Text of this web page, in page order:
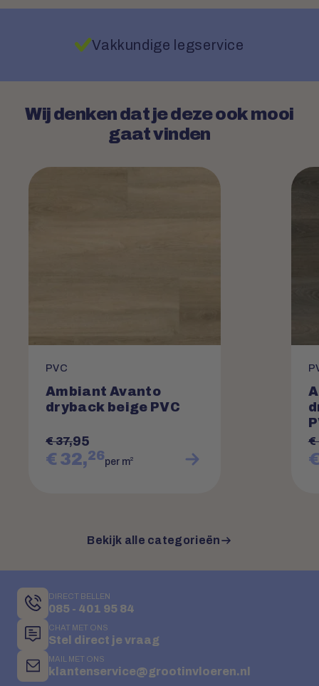
Vakkundige legservice
Wij denken dat je deze ook mooi
gaat vinden
PVC
Ambiant Avanto
dryback beige PVC
€ 37,95
€ 32,26per m2
€
Bekijk alle categorieën
DIRECT BELLEN
085 - 401 95 84
CHAT MET ONS
Stel direct je vraag
MAIL MET ONS
klantenservice@grootinvloeren.nl